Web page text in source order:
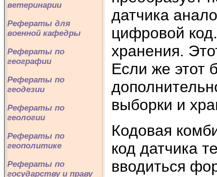
ветеринарии
Рефераты для
военной кафедры
Рефераты по
географии
Рефераты по
геодезии
Рефераты по
геологии
Рефераты по
геополитике
Рефераты по
государству и праву
датчика
цифровой
хранения.
Если же этот
выборки и
Кодовая
код датчика
вводиться